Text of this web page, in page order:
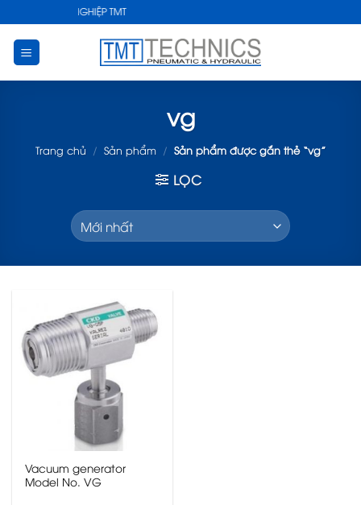
to
content
CÔNG NGHIỆP TMT
vg
Trang chủ / Sản phẩm / Sản phẩm được gắn thẻ “vg”
LỌC
Vacuum generator
Model No. VG